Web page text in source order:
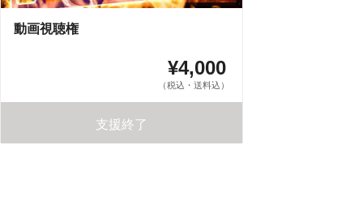
動画視聴権
¥4,000
（税込・送料込）
支援終了